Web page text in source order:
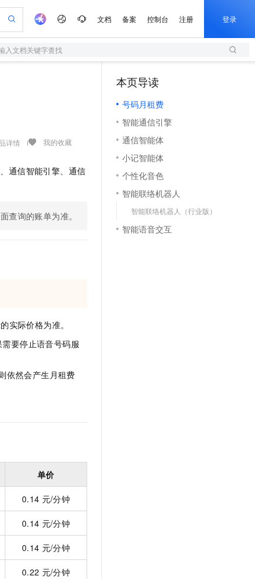
文档 备案 控制台 注册 登录
入文档关键字查找
详情 我的收藏
通信智能引擎、通信
查询的账单为准。
实际价格为准。
要停止语音号码服
依然会产生月租费
单价
0.14 元/分钟
0.14 元/分钟
0.14 元/分钟
0.22 元/分钟
本页导读
号码月租费
智能通信引擎
通信智能体
小记智能体
个性化音色
智能联络机器人
智能联络机器人（行业版）
智能语音交互
I2V
语音识别与合成
Qwen3-TTS-Flash
一步搞定创意建站
通过自然语言交互简化开发流程,全栈开发支持
全托管，含MySQL、PostgreSQL、SQL Server、MariaDB多引擎
体编程平台
100%兼容MySQL、PostgreSQL，兼容Oracle，支持集中和分布式
轻量应用服务器
数字证书管理服务（原SSL证书）
实现全站HTTPS，呈现可信的WEB访问
大数据开发治理平台 DataWorks
V4-Pro
属 QwenPaw HOT
从聊天伙伴进化为能主动干活的本地数字员工
以可视化方式快速构建移动和 PC 门户网站
一句话生成原生可编辑精美 PPT 文稿
输入一句话想法, 轻松生成专业的 PPT
一键部署幻兽帕鲁游戏服务器
一键购买专属联机服务器，轻松开启游戏
漫剧工坊：一站式动画创作平台
快速生产连贯的高质量长漫剧
10 分钟搭建微信、支付宝小程序
高效部署网站，快速应用到小程序
作，一键激活电商全链路生产力
，高效打造优质广告素材
忧落地极速上线
商机，让客服更高效、服务更出色。
AI 活动
AI 生产力先锋
先锋实践拓展 AI 生产力的边界
飞天发布时刻
所见，即是所愿
AI 实训营
从基础到进阶，Agent 创客手把手教你
阿里云 OPC 创新助力计划
Token 补贴，五大权
益加速 OPC 成功
专业服务
公司注册
上云迁移
代维服务
划 服务伙伴合作计划
Al MaaS 服务伙伴赋能合作
伙伴信用分合作计划
更多支持
合作伙伴培训与认证
查询合作伙伴
登录合作伙伴管理后台
开发者社区
镜像站
我要反馈
我要投诉
加入我们
校园招聘